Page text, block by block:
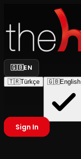
🇬🇧EN
🇹🇷Türkçe 🇬🇧English
Sign In